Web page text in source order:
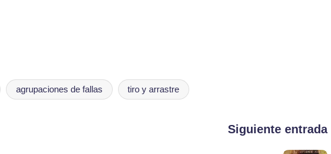
agrupaciones de fallas tiro y arrastre
Siguiente entrada